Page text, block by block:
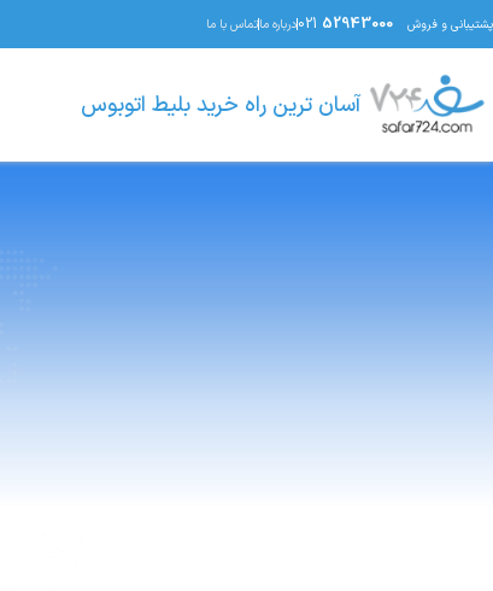
پشتیبانی و فروش 021 52943000 درباره ماتماس با ما
آسان ترین راه خرید بلیط اتوبوس